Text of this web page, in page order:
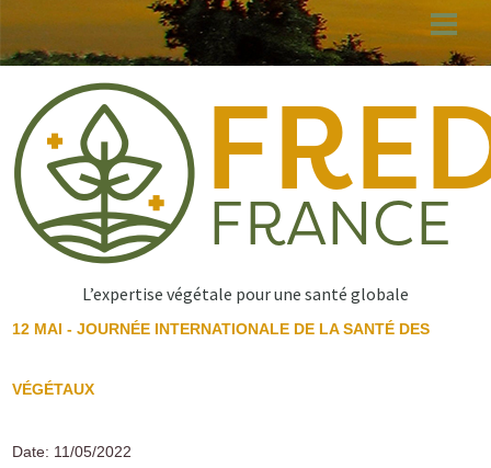
au
principal
L’expertise végétale pour une santé globale
12 MAI - JOURNÉE INTERNATIONALE DE LA SANTÉ DES
VÉGÉTAUX
Date: 11/05/2022